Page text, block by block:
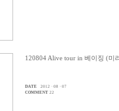
120804 Alive tour in 베이징 (미
DATE
2012 · 08 · 07
COMMENT 22